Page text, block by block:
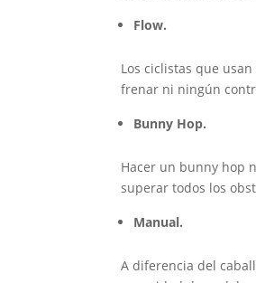
Flow.
Los ciclistas que
frenar ni ningún
Bunny Hop.
Hacer un bunny hop
superar todos los
Manual.
A diferencia del